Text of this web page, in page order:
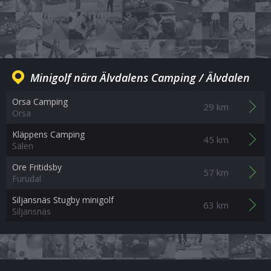
Minigolf nära Älvdalens Camping / Älvdalen
Orsa Camping
Orsa
29 km
Kläppens Camping
Sälen
45 km
Ore Fritidsby
Furudal
57 km
Siljansnäs Stugby minigolf
Siljansnäs
63 km